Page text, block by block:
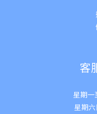
客
星期一
星期